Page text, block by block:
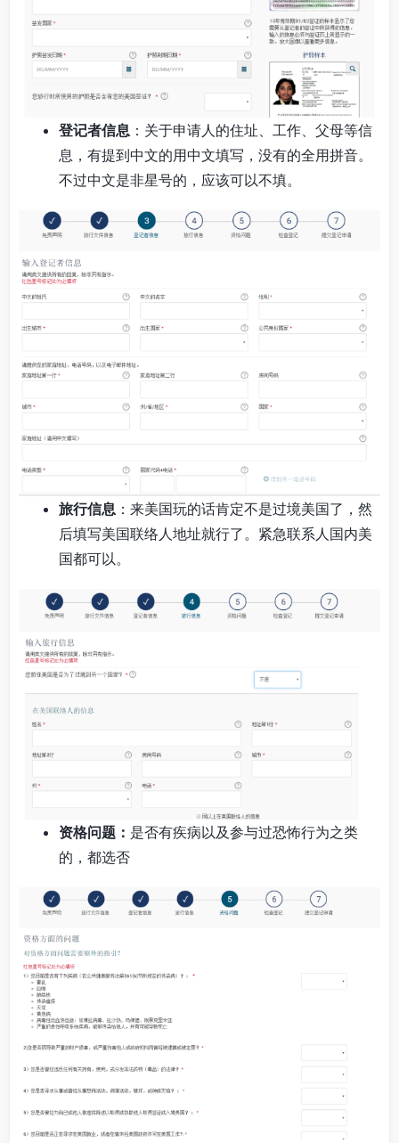
登记者信息 ：关于申请人的住址、工作、父母等信
息，有提到中文的用中文填写，没有的全用拼音。
不过中文是非星号的，应该可以不填。
旅行信息 ：来美国玩的话肯定不是过境美国了，然
后填写美国联络人地址就行了。紧急联系人国内美
国都可以。
资格问题： 是否有疾病以及参与过恐怖行为之类
的，都选否